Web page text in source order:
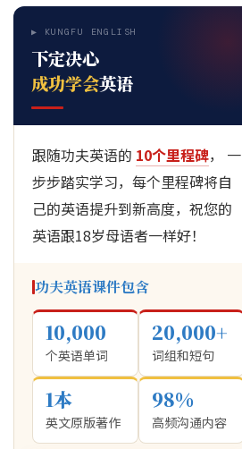
▶ KUNGFU ENGLISH
下定决心
成功学会英语
跟随功夫英语的 10个里程碑， 一
步步踏实学习，每个里程碑将自
己的英语提升到新高度，祝您的
英语跟18岁母语者一样好！
功夫英语课件包含
10,000
个英语单词
20,000+
词组和短句
1本
英文原版著作
98%
高频沟通内容